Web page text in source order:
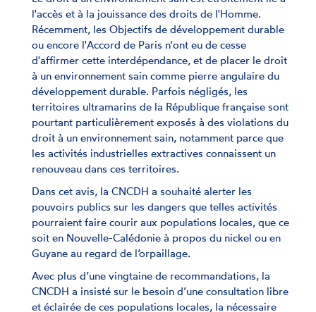
l'accès et à la jouissance des droits de l'Homme.
Récemment, les Objectifs de développement durable
ou encore l'Accord de Paris n'ont eu de cesse
d'affirmer cette interdépendance, et de placer le droit
à un environnement sain comme pierre angulaire du
développement durable. Parfois négligés, les
territoires ultramarins de la République française sont
pourtant particulièrement exposés à des violations du
droit à un environnement sain, notamment parce que
les activités industrielles extractives connaissent un
renouveau dans ces territoires.
Dans cet avis, la CNCDH a souhaité alerter les
pouvoirs publics sur les dangers que telles activités
pourraient faire courir aux populations locales, que ce
soit en Nouvelle-Calédonie à propos du nickel ou en
Guyane au regard de l’orpaillage.
Avec plus d’une vingtaine de recommandations, la
CNCDH a insisté sur le besoin d’une consultation libre
et éclairée de ces populations locales, la nécessaire